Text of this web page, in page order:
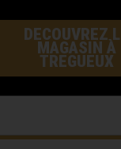
DECOUVREZ
MAGASIN À
TREGUEUX